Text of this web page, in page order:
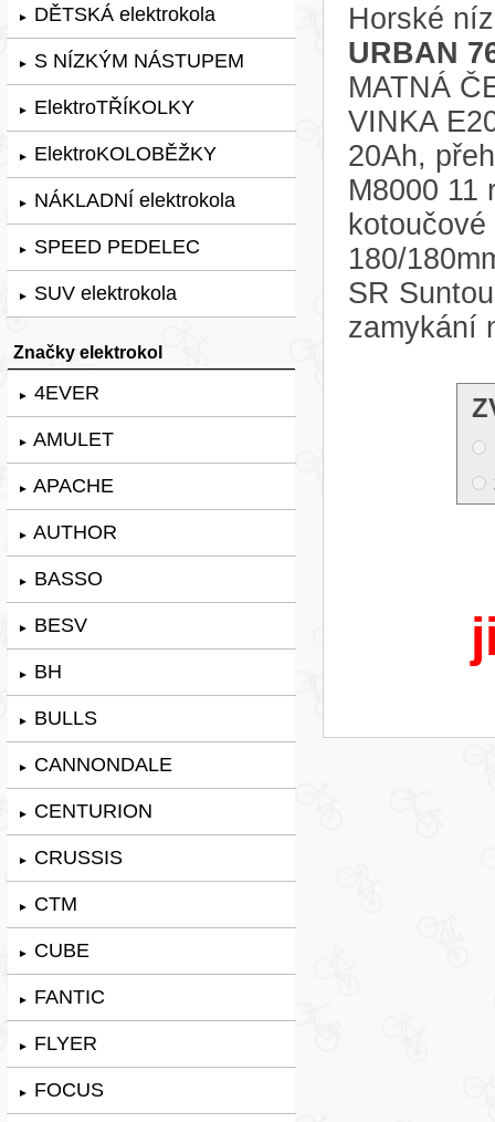
► DĚTSKÁ elektrokola
► S NÍZKÝM NÁSTUPEM
► ElektroTŘÍKOLKY
► ElektroKOLOBĚŽKY
► NÁKLADNÍ elektrokola
► SPEED PEDELEC
► SUV elektrokola
Značky elektrokol
► 4EVER
► AMULET
► APACHE
► AUTHOR
► BASSO
► BESV
► BH
► BULLS
► CANNONDALE
► CENTURION
► CRUSSIS
► CTM
► CUBE
► FANTIC
► FLYER
► FOCUS
Horské
URBAN
MATNÁ
VINKA
20Ah,
M8000 11
180/
SR
zamykání